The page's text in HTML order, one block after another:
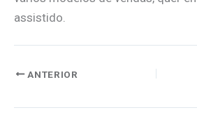
assistido.
ANTERIOR